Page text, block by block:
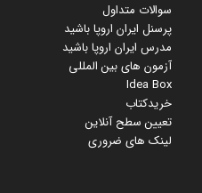
سوالات متداول
پرسنل ایران اروپا باشید
مدرس ایران اروپا باشید
آزمون های بین المللی
Idea Box
خریدکتاب
تعیین سطح آنلاین
لینک های ضروری